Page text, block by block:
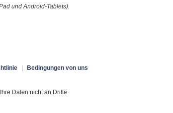
und Android-Tablets).
|
Bedingungen von uns
Daten nicht an Dritte